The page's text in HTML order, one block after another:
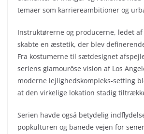
temaer som karriereambitioner og
Instruktørerne og producerne, ledet af
skabte en æstetik, der blev
Fra kostumerne til sætdesignet
seriens glamouröse vision af Los
moderne lejlighedskompleks-setting
at den virkelige lokation stadig
Serien havde også betydelig
popkulturen og banede vejen for